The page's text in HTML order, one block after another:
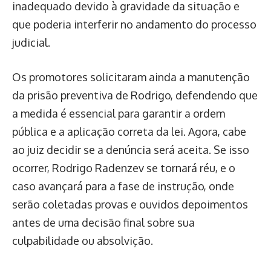
inadequado devido à gravidade da situação e
que poderia interferir no andamento do processo
judicial.
Os promotores solicitaram ainda a manutenção
da prisão preventiva de Rodrigo, defendendo que
a medida é essencial para garantir a ordem
pública e a aplicação correta da lei. Agora, cabe
ao juiz decidir se a denúncia será aceita. Se isso
ocorrer, Rodrigo Radenzev se tornará réu, e o
caso avançará para a fase de instrução, onde
serão coletadas provas e ouvidos depoimentos
antes de uma decisão final sobre sua
culpabilidade ou absolvição.